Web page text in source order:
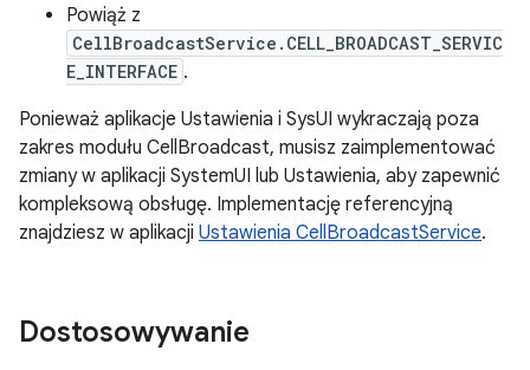
Powiąż z
CellBroadcastService.CELL_BROADCAST_SERVIC
E_INTERFACE .
Ponieważ aplikacje Ustawienia i SysUI wykraczają poza
zakres modułu CellBroadcast, musisz zaimplementować
zmiany w aplikacji SystemUI lub Ustawienia, aby zapewnić
kompleksową obsługę. Implementację referencyjną
znajdziesz w aplikacji Ustawienia CellBroadcastService.
Dostosowywanie